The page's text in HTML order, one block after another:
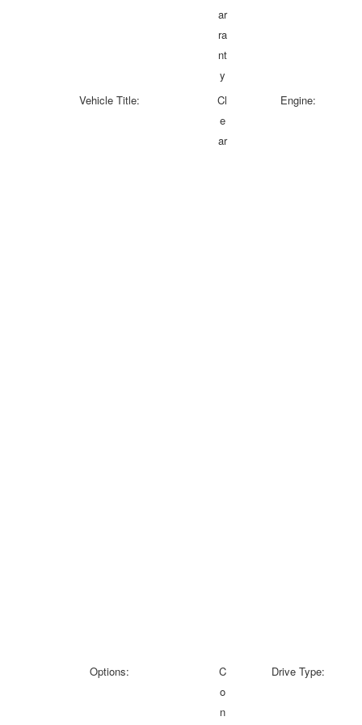
ar
ra
nt
y
Vehicle Title:
Cl
e
ar
Engine:
Options:
C
o
n
Drive Type: